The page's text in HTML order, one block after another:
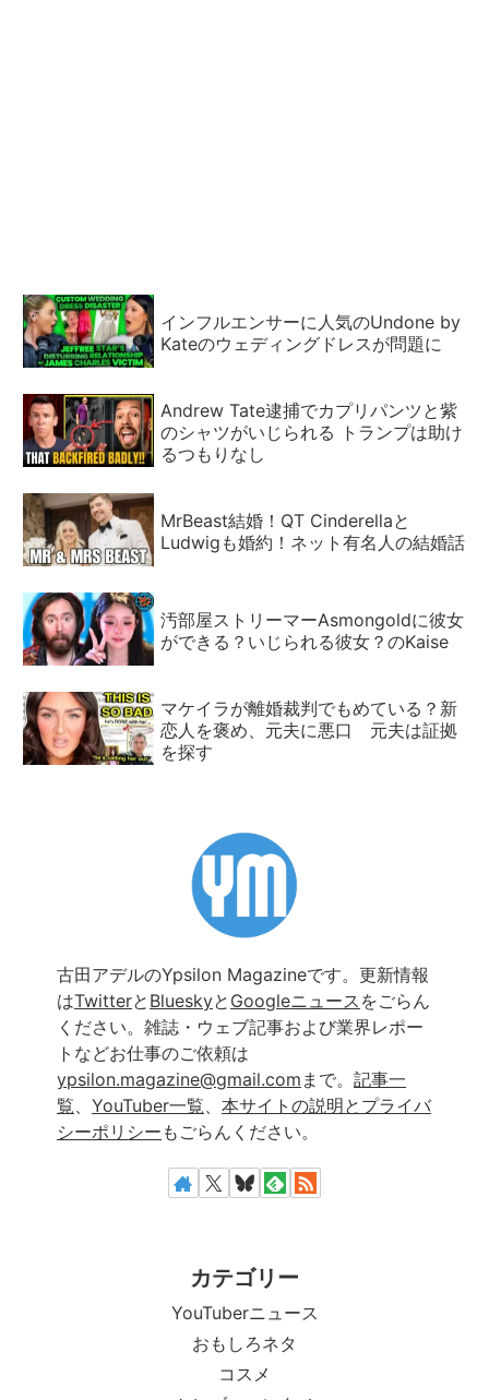
インフルエンサーに人気のUndone by
Kateのウェディングドレスが問題に
Andrew Tate逮捕でカプリパンツと紫
のシャツがいじられる トランプは助け
るつもりなし
MrBeast結婚！QT Cinderellaと
Ludwigも婚約！ネット有名人の結婚話
汚部屋ストリーマーAsmongoldに彼女
ができる？いじられる彼女？のKaise
マケイラが離婚裁判でもめている？新
恋人を褒め、元夫に悪口 元夫は証拠
を探す
古田アデルのYpsilon Magazineです。更新情報
はTwitterと Blueskyと Googleニュース をごらん
ください。雑誌・ウェブ記事および業界レポー
トなどお仕事のご依頼は
ypsilon.magazine@gmail.com まで。 記事一
覧、 YouTuber一覧、 本サイトの説明とプライバ
シーポリシー もごらんください。
カテゴリー
YouTuberニュース
おもしろネタ
コスメ